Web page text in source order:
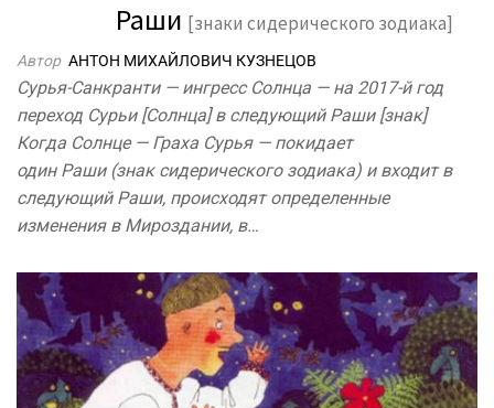
Раши [знаки сидерического зодиака]
Автор АНТОН МИХАЙЛОВИЧ КУЗНЕЦОВ
Сурья-Санкранти — ингресс Солнца — на 2017-й год
переход Сурьи [Солнца] в следующий Раши [знак]
Когда Солнце — Граха Сурья — покидает
один Раши (знак сидерического зодиака) и входит в
следующий Раши, происходят определенные
изменения в Мироздании, в…